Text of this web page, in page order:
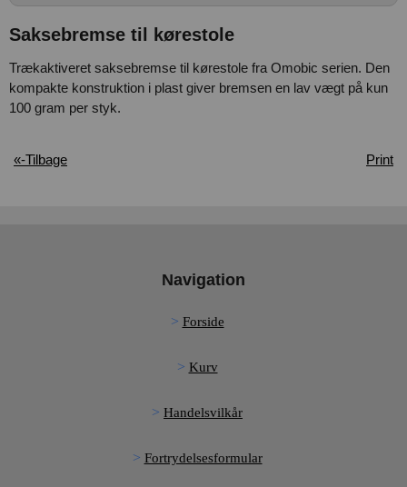
Saksebremse til kørestole
Trækaktiveret saksebremse til kørestole fra Omobic serien. Den
kompakte konstruktion i plast giver bremsen en lav vægt på kun
100 gram per styk.
«-Tilbage Print
Navigation
Forside
Kurv
Handelsvilkår
Fortrydelsesformular